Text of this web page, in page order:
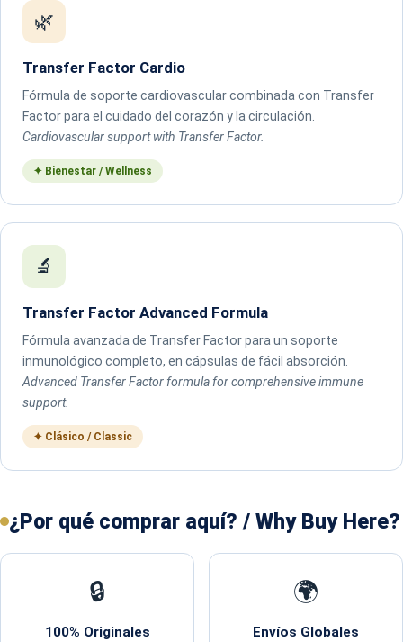
🌿
Transfer Factor Cardio
Fórmula de soporte cardiovascular combinada con Transfer
Factor para el cuidado del corazón y la circulación.
Cardiovascular support with Transfer Factor.
✦ Bienestar / Wellness
🔬
Transfer Factor Advanced Formula
Fórmula avanzada de Transfer Factor para un soporte
inmunológico completo, en cápsulas de fácil absorción.
Advanced Transfer Factor formula for comprehensive immune
support.
✦ Clásico / Classic
¿Por qué comprar aquí? / Why Buy Here?
🔒
100% Originales
🌍
Envíos Globales